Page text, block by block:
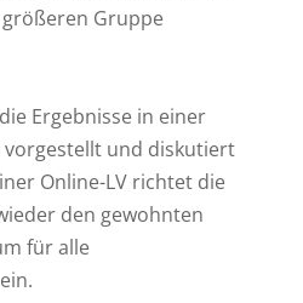
Gruppe
Ergebnisse in einer
und diskutiert
Online-LV richtet die
den gewohnten
für alle